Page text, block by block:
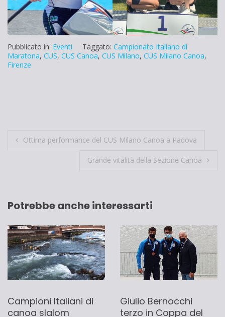
Pubblicato in: Eventi Taggato: Campionato Italiano di
Maratona, CUS, CUS Canoa, CUS Milano, CUS Milano Canoa,
Firenze
Navigazione
Ottima performance del CUS Milano Canoa a Padova
Grande vitalità della Sezione Canoa
Potrebbe anche interessarti
Campioni Italiani di
canoa slalom
Giulio Bernocchi
terzo in Coppa del